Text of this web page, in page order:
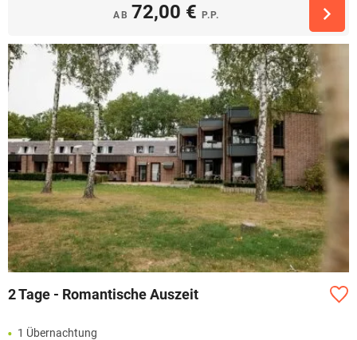
AB 72,00 € P.P.
2 Tage - Romantische Auszeit
1 Übernachtung